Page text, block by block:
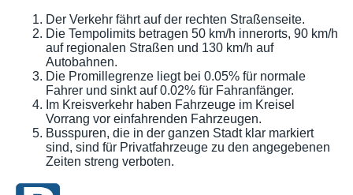
Der Verkehr fährt auf der rechten Straßenseite.
Die Tempolimits betragen 50 km/h innerorts, 90 km/h
auf regionalen Straßen und 130 km/h auf
Autobahnen.
Die Promillegrenze liegt bei 0.05% für normale
Fahrer und sinkt auf 0.02% für Fahranfänger.
Im Kreisverkehr haben Fahrzeuge im Kreisel
Vorrang vor einfahrenden Fahrzeugen.
Busspuren, die in der ganzen Stadt klar markiert
sind, sind für Privatfahrzeuge zu den angegebenen
Zeiten streng verboten.